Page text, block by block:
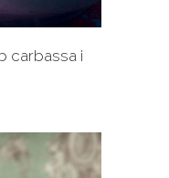
carbassa i